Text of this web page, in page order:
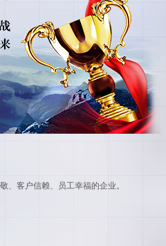
、客户信赖、员工幸福的企业。